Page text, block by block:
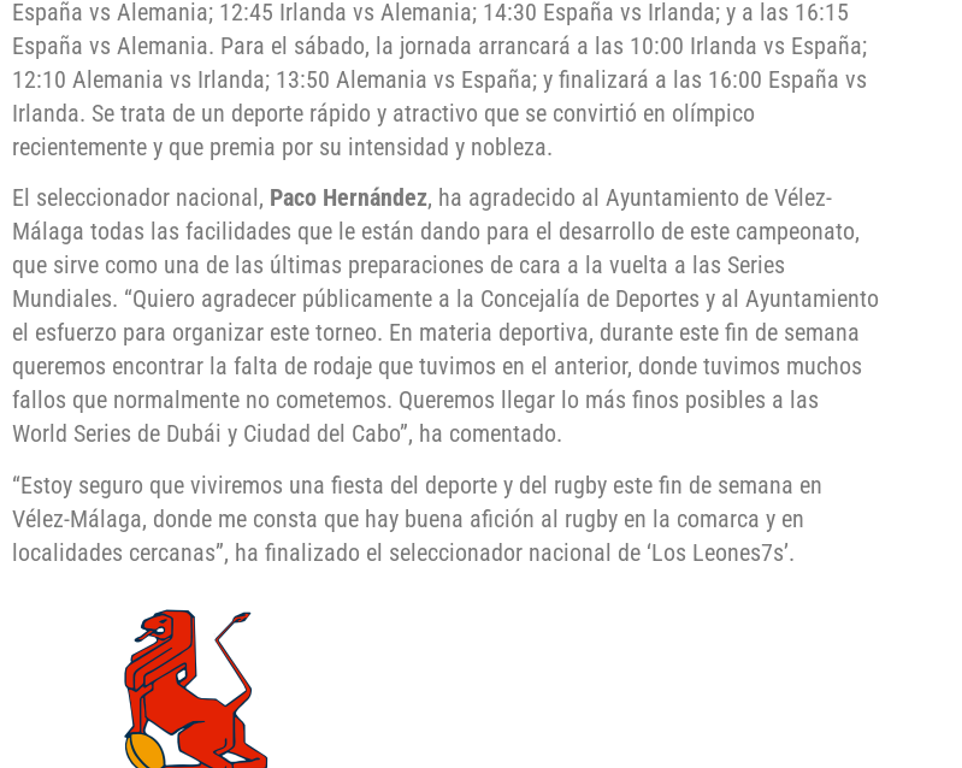
España vs Alemania; 12:45 Irlanda vs Alemania; 14:30 España vs Irlanda; y a las 16:15
España vs Alemania. Para el sábado, la jornada arrancará a las 10:00 Irlanda vs España;
12:10 Alemania vs Irlanda; 13:50 Alemania vs España; y finalizará a las 16:00 España vs
Irlanda. Se trata de un deporte rápido y atractivo que se convirtió en olímpico
recientemente y que premia por su intensidad y nobleza.
El seleccionador nacional, Paco Hernández, ha agradecido al Ayuntamiento de Vélez-
Málaga todas las facilidades que le están dando para el desarrollo de este campeonato,
que sirve como una de las últimas preparaciones de cara a la vuelta a las Series
Mundiales. “Quiero agradecer públicamente a la Concejalía de Deportes y al Ayuntamiento
el esfuerzo para organizar este torneo. En materia deportiva, durante este fin de semana
queremos encontrar la falta de rodaje que tuvimos en el anterior, donde tuvimos muchos
fallos que normalmente no cometemos. Queremos llegar lo más finos posibles a las
World Series de Dubái y Ciudad del Cabo”, ha comentado.
“Estoy seguro que viviremos una fiesta del deporte y del rugby este fin de semana en
Vélez-Málaga, donde me consta que hay buena afición al rugby en la comarca y en
localidades cercanas”, ha finalizado el seleccionador nacional de ‘Los Leones7s’.